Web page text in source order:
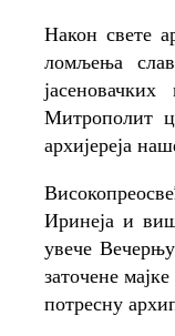
Након свете
ломљења
Митрополит
архијереја
Иринеја и
увече
заточене
потресну